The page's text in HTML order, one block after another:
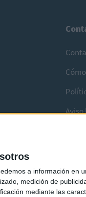
a información en
medición de
mediante las
Aviso